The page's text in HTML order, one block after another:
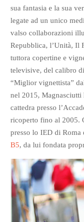
sua fantasia e la sua
legate ad un unico
valso collaborazioni
Repubblica, l’Unità, Il
tuttora copertine e
televisive, del calibro
“Miglior vignettista”
nel 2015, Magnasciutti
cattedra presso
ricoperto fino al 2005.
presso lo IED di Roma
B5, da lui fondata